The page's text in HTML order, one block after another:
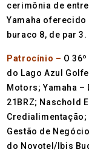
cerimônia de
Yamaha
buraco 8, de par 3.
Patrocínio – O
do Lago Azul
Motors; Yamaha
21BRZ; Naschold
Credialimentação;
Gestão de
do Novotel/Ibis